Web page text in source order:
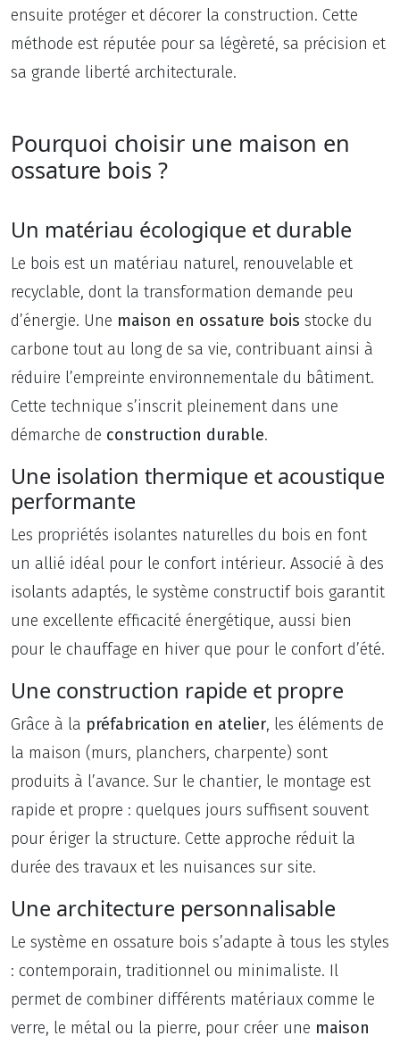
ensuite protéger et décorer la construction. Cette
méthode est réputée pour sa légèreté, sa précision et
sa grande liberté architecturale.
Pourquoi choisir une maison en
ossature bois ?
Un matériau écologique et durable
Le bois est un matériau naturel, renouvelable et
recyclable, dont la transformation demande peu
d’énergie. Une maison en ossature bois stocke du
carbone tout au long de sa vie, contribuant ainsi à
réduire l’empreinte environnementale du bâtiment.
Cette technique s’inscrit pleinement dans une
démarche de construction durable.
Une isolation thermique et acoustique
performante
Les propriétés isolantes naturelles du bois en font
un allié idéal pour le confort intérieur. Associé à des
isolants adaptés, le système constructif bois garantit
une excellente efficacité énergétique, aussi bien
pour le chauffage en hiver que pour le confort d’été.
Une construction rapide et propre
Grâce à la préfabrication en atelier, les éléments de
la maison (murs, planchers, charpente) sont
produits à l’avance. Sur le chantier, le montage est
rapide et propre : quelques jours suffisent souvent
pour ériger la structure. Cette approche réduit la
durée des travaux et les nuisances sur site.
Une architecture personnalisable
Le système en ossature bois s’adapte à tous les styles
: contemporain, traditionnel ou minimaliste. Il
permet de combiner différents matériaux comme le
verre, le métal ou la pierre, pour créer une maison